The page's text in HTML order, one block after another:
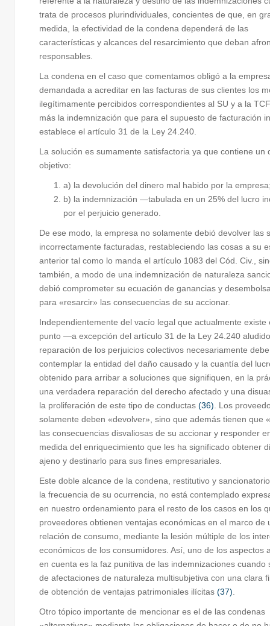
trata de procesos plurindividuales, concientes de que, en
medida, la efectividad de la condena dependerá de las
características y alcances del resarcimiento que deban
responsables.
La condena en el caso que comentamos obligó a la
demandada a acreditar en las facturas de sus clientes los
ilegítimamente percibidos correspondientes al SU y a la
más la indemnización que para el supuesto de facturación
establece el artículo 31 de la Ley 24.240.
La solución es sumamente satisfactoria ya que contiene un
objetivo:
a) la devolución del dinero mal habido por la
b) la indemnización —tabulada en un 25% del lucro
por el perjuicio generado.
De ese modo, la empresa no solamente debió devolver las
incorrectamente facturadas, restableciendo las cosas a su
anterior tal como lo manda el artículo 1083 del Cód. Civ.,
también, a modo de una indemnización de naturaleza
debió comprometer su ecuación de ganancias y
para «resarcir» las consecuencias de su accionar.
Independientemente del vacío legal que actualmente existe
punto —a excepción del artículo 31 de la Ley 24.240
reparación de los perjuicios colectivos necesariamente debe
contemplar la entidad del daño causado y la cuantía del
obtenido para arribar a soluciones que signifiquen, en la
una verdadera reparación del derecho afectado y una
la proliferación de este tipo de conductas (36) . Los
solamente deben «devolver», sino que además tienen que
las consecuencias disvaliosas de su accionar y responder
medida del enriquecimiento que les ha significado obtener
ajeno y destinarlo para sus fines empresariales.
Este doble alcance de la condena, restitutivo y
la frecuencia de su ocurrencia, no está contemplado
en nuestro ordenamiento para el resto de los casos en los
proveedores obtienen ventajas económicas en el marco de
relación de consumo, mediante la lesión múltiple de los
económicos de los consumidores. Así, uno de los aspectos
en cuenta es la faz punitiva de las indemnizaciones cuando
de afectaciones de naturaleza multisubjetiva con una clara
de obtención de ventajas patrimoniales ilícitas (37)
Otro tópico importante de mencionar es el de las condenas